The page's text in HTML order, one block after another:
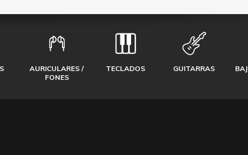
AURICULARES /
FONES
TECLADOS GUITARRAS